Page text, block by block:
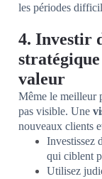
les périodes
4. Investir
valeur
Même le meilleur
pas visible. Une
nouveaux clients
Investissez
qui ciblent
Utilisez